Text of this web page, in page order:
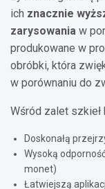
ich znacznie
zarysowania w
produkowane w
obróbki, która
w porównaniu do
Wśród zalet szkieł
Doskonałą
Wysoką
monet)
Łatwiejszą